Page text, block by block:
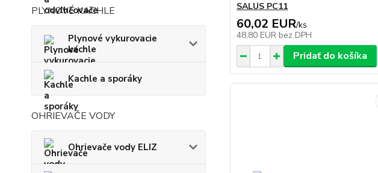
PLYNOVÉ KACHLE
Plynové vykurovacie
kachle
Kachle a sporáky
OHRIEVAČE VODY
Ohrievače vody ELIZ
SALUS PC11
60,02 EUR/ks
48,80 EUR bez DPH
Pridať do košíka